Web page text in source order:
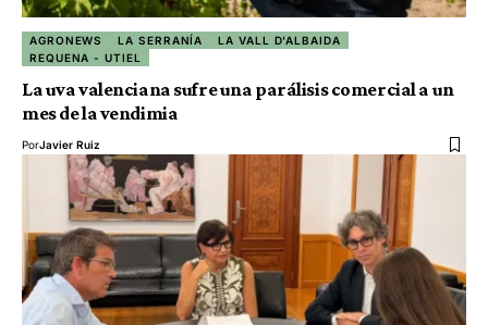
AGRONEWS LA SERRANÍA
LA VALL D'ALBAIDA
REQUENA - UTIEL
La uva valenciana sufre una parálisis comercial a un
mes de la vendimia
PorJavier Ruiz